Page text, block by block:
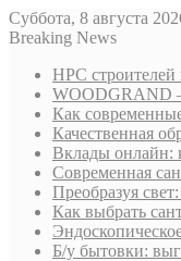
Суббота, 8 августа
Breaking News
НРС строителей
WOODGRAND
Как
Качественная
Вклады онлайн:
Современная
Преобразуя
Как выбрать
Б/у бытовки: